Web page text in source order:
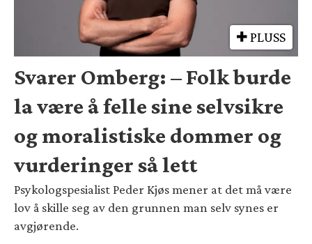
PLUSS
Svarer Omberg: – Folk burde
la være å felle sine selvsikre
og moralistiske dommer og
vurderinger så lett
Psykologspesialist Peder Kjøs mener at det må være
lov å skille seg av den grunnen man selv synes er
avgjørende.